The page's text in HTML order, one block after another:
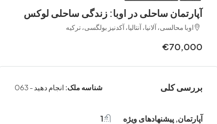
ساحلی در اوبا: زندگی ساحلی لوکس
محالسی، آلانیا، آنتالیا، آکدنیز بولگسی، ترکیه
کلی شناسه ملک:انجام دهید - 063
پیشنهادهای ویژه 1